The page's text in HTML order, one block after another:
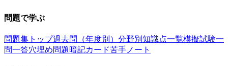
問題で学ぶ
問題集トップ過去問（年度別） 分野別 知識点一覧模擬試験一
問一答穴埋め問題暗記カード苦手ノート